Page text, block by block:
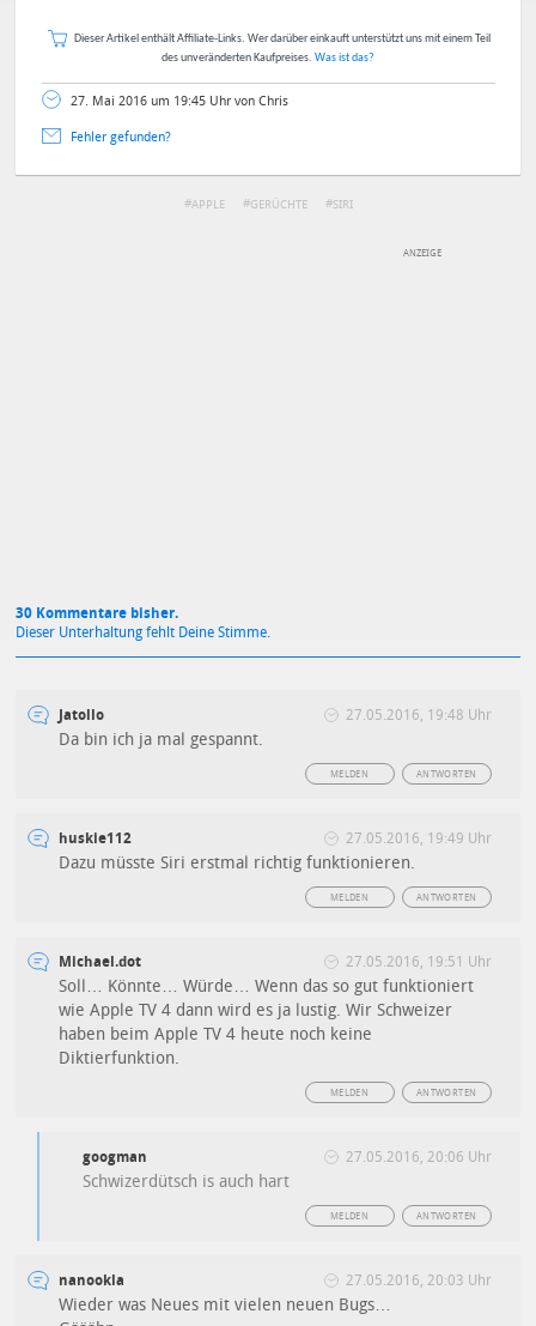
Dieser Artikel enthält Affiliate-Links. Wer darüber einkauft unterstützt uns mit einem Teil
des unveränderten Kaufpreises. Was ist das?
27. Mai 2016 um 19:45 Uhr von Chris
Fehler gefunden?
APPLE GERÜCHTE SIRI
30 Kommentare bisher.
Dieser Unterhaltung fehlt Deine Stimme.
Jatollo 27.05.2016, 19:48 Uhr
Da bin ich ja mal gespannt.
ANTWORTEN
MELDEN
huskie112 27.05.2016, 19:49 Uhr
Dazu müsste Siri erstmal richtig funktionieren.
ANTWORTEN
MELDEN
Michael.dot 27.05.2016, 19:51 Uhr
Soll… Könnte… Würde… Wenn das so gut funktioniert
wie Apple TV 4 dann wird es ja lustig. Wir Schweizer
haben beim Apple TV 4 heute noch keine
Diktierfunktion.
ANTWORTEN
MELDEN
googman 27.05.2016, 20:06 Uhr
Schwizerdütsch is auch hart
ANTWORTEN
MELDEN
nanookla 27.05.2016, 20:03 Uhr
Wieder was Neues mit vielen neuen Bugs…